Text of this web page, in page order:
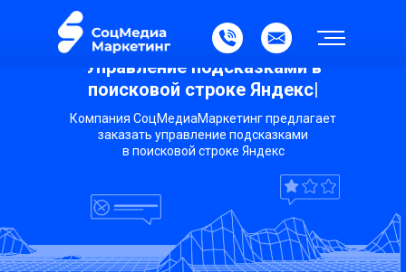
Управление подсказками в
поисковой строке Яндекс|
Компания СоцМедиаМаркетинг предлагает
заказать управление подсказками
в поисковой строке Яндекс